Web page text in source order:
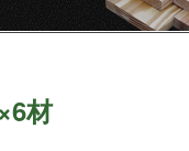
材